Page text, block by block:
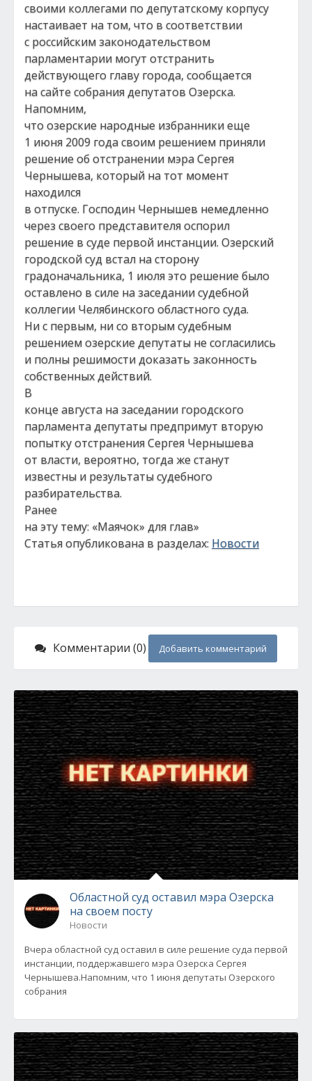
своими коллегами по депутатскому корпусу
настаивает на том, что в соответствии
с российским законодательством
парламентарии могут отстранить
действующего главу города, сообщается
на сайте собрания депутатов Озерска.
Напомним,
что озерские народные избранники еще
1 июня 2009 года своим решением приняли
решение об отстранении мэра Сергея
Чернышева, который на тот момент
находился
в отпуске. Господин Чернышев немедленно
через своего представителя оспорил
решение в суде первой инстанции. Озерский
городской суд встал на сторону
градоначальника, 1 июля это решение было
оставлено в силе на заседании судебной
коллегии Челябинского областного суда.
Ни с первым, ни со вторым судебным
решением озерские депутаты не согласились
и полны решимости доказать законность
собственных действий.
В
конце августа на заседании городского
парламента депутаты предпримут вторую
попытку отстранения Сергея Чернышева
от власти, вероятно, тогда же станут
известны и результаты судебного
разбирательства.
Ранее
на эту тему: «Маячок» для глав»
Статья опубликована в разделах: Новости
Комментарии (0) Добавить комментарий
Областной суд оставил мэра Озерска
на своем посту
Новости
Вчера областной суд оставил в силе решение суда первой
инстанции, поддержавшего мэра Озерска Сергея
Чернышева.Напомним, что 1 июня депутаты Озерского
собрания